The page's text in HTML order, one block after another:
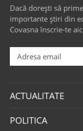
Dacă dorești să
importante știri din
Covasna înscrie-te
ACTUALITATE
POLITICA